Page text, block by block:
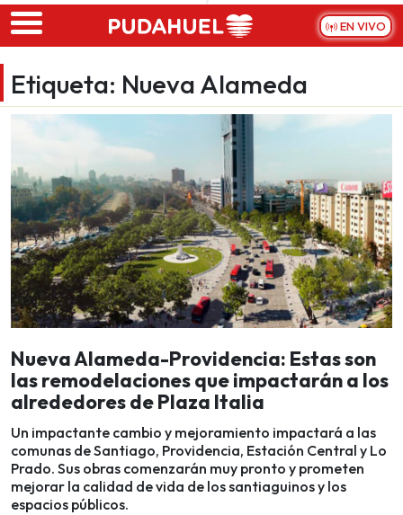
Skip to main content
EN VIVO
Etiqueta: Nueva Alameda
Nueva Alameda-Providencia: Estas son
las remodelaciones que impactarán a los
alrededores de Plaza Italia
Un impactante cambio y mejoramiento impactará a las
comunas de Santiago, Providencia, Estación Central y Lo
Prado. Sus obras comenzarán muy pronto y prometen
mejorar la calidad de vida de los santiaguinos y los
espacios públicos.